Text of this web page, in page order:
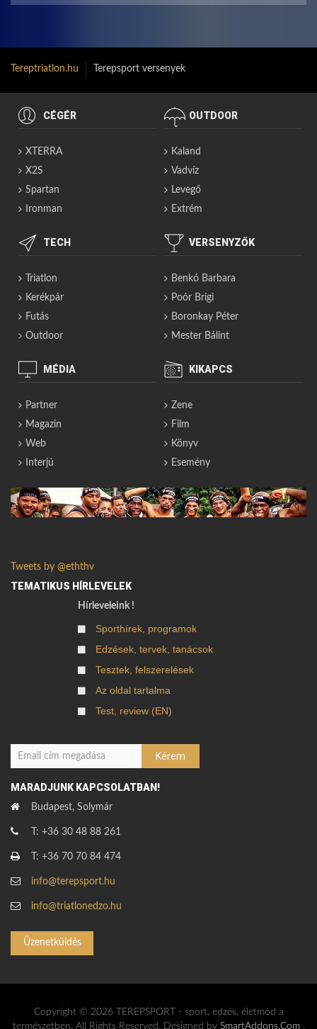
Tereptriatlon.hu Terepsport versenyek
CÉGÉR
XTERRA
X2S
Spartan
Ironman
OUTDOOR
Kaland
Vadvíz
Levegő
Extrém
TECH
Triatlon
Kerékpár
Futás
Outdoor
VERSENYZŐK
Benkó Barbara
Poór Brigi
Boronkay Péter
Mester Bálint
MÉDIA
Partner
Magazin
Web
Interjú
KIKAPCS
Zene
Film
Könyv
Esemény
Tweets by @eththv
TEMATIKUS HÍRLEVELEK
Hírleveleink !
Sporthírek, programok
Edzések, tervek, tanácsok
Tesztek, felszerelések
Az oldal tartalma
Test, review (EN)
MARADJUNK KAPCSOLATBAN!
Budapest, Solymár
T: +36 30 48 88 261
T: +36 70 70 84 474
info@terepsport.hu
info@triatlonedzo.hu
Üzenetküldés
Copyright © 2026 TEREPSPORT - sport, edzés, életmód a
természetben. All Rights Reserved. Designed by SmartAddons.Com,